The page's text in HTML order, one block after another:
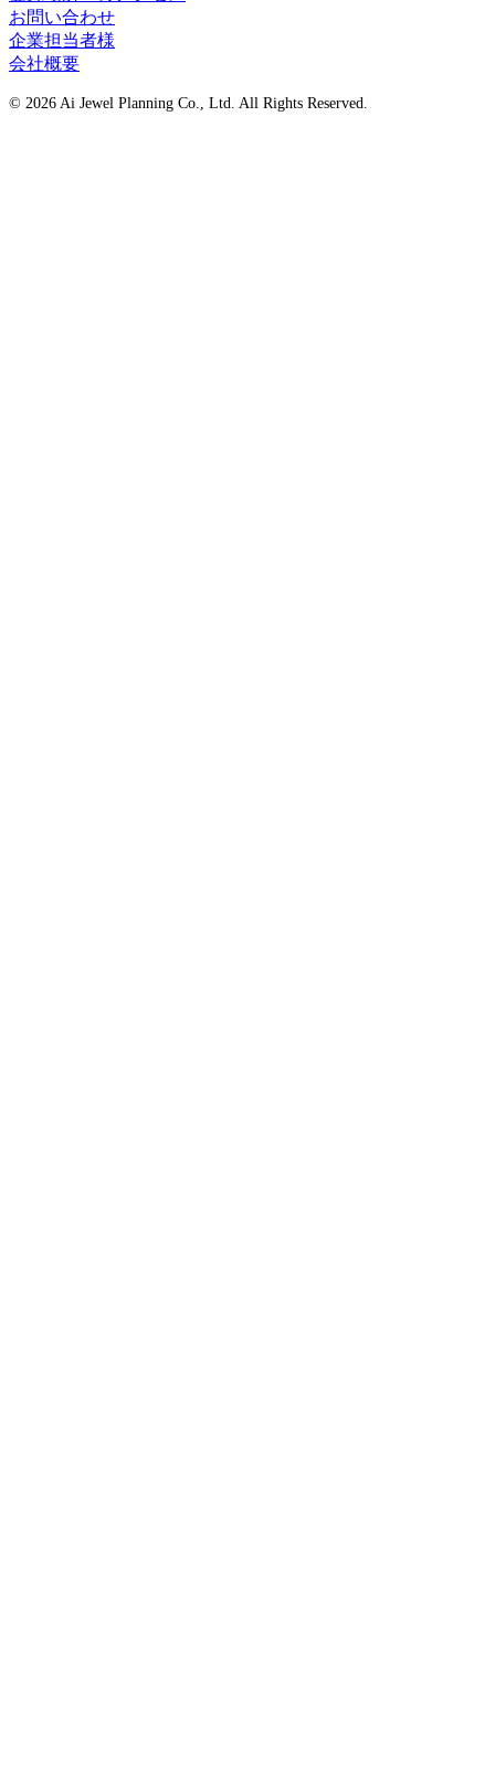
お問い合わせ
企業担当者様
会社概要
© 2026 Ai Jewel Planning Co., Ltd. All Rights Reserved.